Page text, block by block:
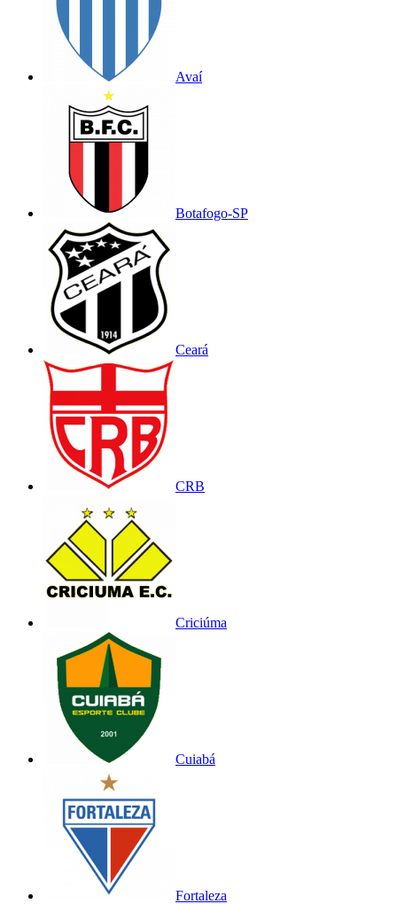
Avaí
Botafogo-SP
Ceará
CRB
Criciúma
Cuiabá
Fortaleza